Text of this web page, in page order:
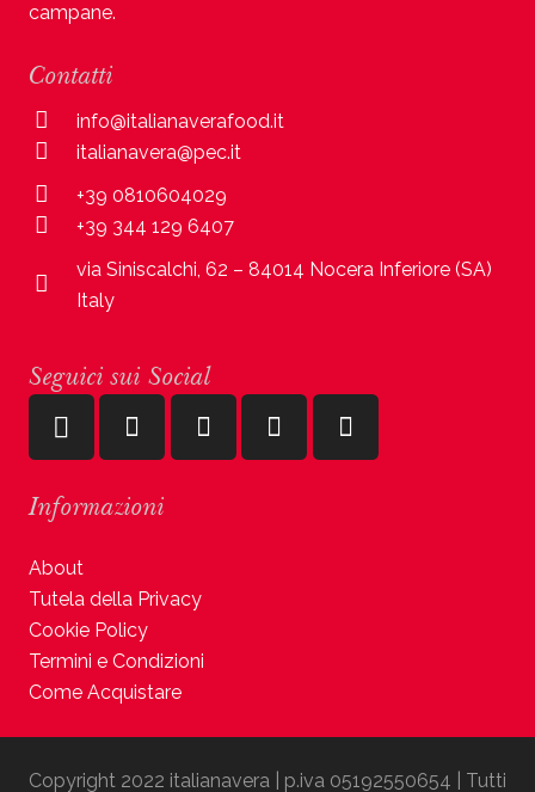
campane.
Contatti
info@italianaverafood.it
italianavera@pec.it
+39 0810604029
+39 344 129 6407
via Siniscalchi, 62 – 84014 Nocera Inferiore (SA)
Italy
Seguici sui Social
Informazioni
About
Tutela della Privacy
Cookie Policy
Termini e Condizioni
Come Acquistare
Copyright 2022 italianavera | p.iva 05192550654 | Tutti